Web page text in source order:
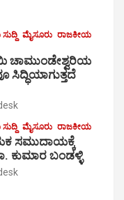
ಮೈಸೂರು ರಾಜಕೀಯ
ಚಾಮುಂಡೇಶ್ವರಿಯ
ಸಿದ್ಧಿಯಾಗುತ್ತದೆ
ಮೈಸೂರು ರಾಜಕೀಯ
ಸಮುದಾಯಕ್ಕೆ
ಕುಮಾರ ಬಂಡಳ್ಳಿ